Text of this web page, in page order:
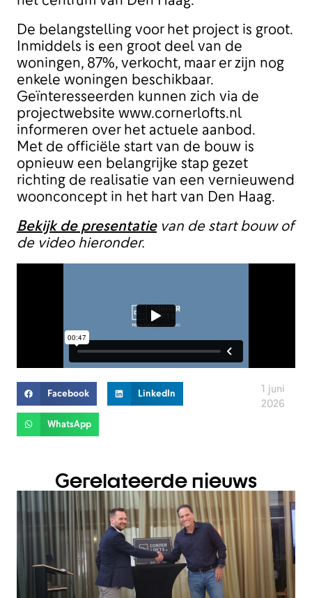
Facebook LinkedIn
WhatsApp
1 juni
2026
De belangstelling voor het project is groot.
Inmiddels is een groot deel van de
woningen, 87%, verkocht, maar er zijn nog
enkele woningen beschikbaar.
Geïnteresseerden kunnen zich via de
projectwebsite www.cornerlofts.nl
informeren over het actuele aanbod.
Met de officiële start van de bouw is
opnieuw een belangrijke stap gezet
richting de realisatie van een vernieuwend
woonconcept in het hart van Den Haag.
Bekijk de presentatievan de start bouw of
de video hieronder.
Gerelateerde nieuws